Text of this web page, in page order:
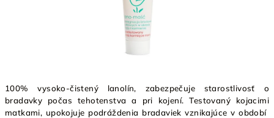
100% vysoko-čistený lanolín, zabezpečuje starostlivosť o
bradavky počas tehotenstva a pri kojení. Testovaný kojacimi
matkami, upokojuje podráždenia bradaviek vznikajúce v období